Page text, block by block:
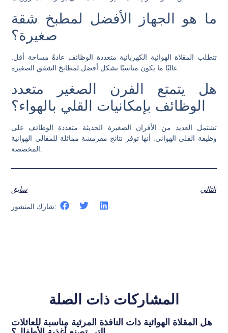
ما هو الجهاز الأفضل لمطبخ شقة
صغيرة؟
تتطلب المقلاة الهوائية الكهربائية متعددة الوظائف عادةً مساحة أقل.
هل يتمتع الفرن الصغير متعدد
الوظائف بإمكانيات القلي بالهواء؟
تشتمل العديد من الأفران الصغيرة الحديثة متعددة الوظائف على
وظيفة القلي الهوائي. أنها توفر نتائج مقرمشة مماثلة للمقالي الهوائية
المخصصة.
سابق التالي
شارك المنشور:
المشاركات ذات الصلة
هل المقلاة الهوائية ذات النافذة المرئية مناسبة للعائلات